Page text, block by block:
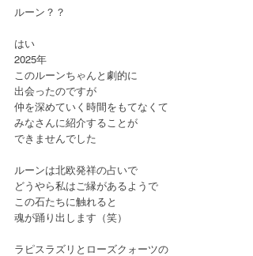
ルーン？？
はい
2025年
このルーンちゃんと劇的に
出会ったのですが
仲を深めていく時間をもてなくて
みなさんに紹介することが
できませんでした
ルーンは北欧発祥の占いで
どうやら私はご縁があるようで
この石たちに触れると
魂が踊り出します（笑）
ラピスラズリとローズクォーツの